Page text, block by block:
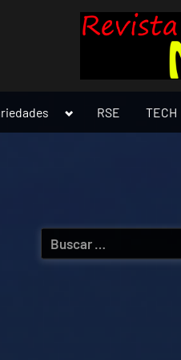
Toggle
menu
RSE TECH
Buscar: